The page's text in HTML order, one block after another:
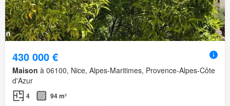
430 000 €
Maison à 06100, Nice, Alpes-Maritimes, Provence-Alpes-Côte
d'Azur
4 94 m²